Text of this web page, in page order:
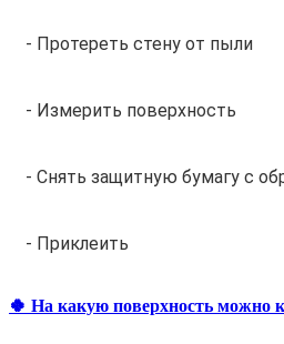
- Протереть стену от пыли
- Измерить поверхность
- Снять защитную бумагу с
- Приклеить
🍀 На какую поверхность можно